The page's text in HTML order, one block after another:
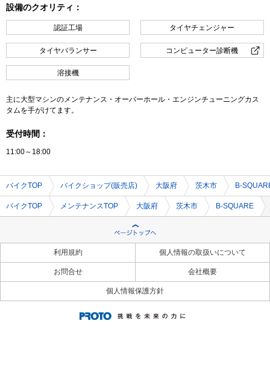
設備のクオリティ：
認証工場 タイヤチェンジャー
タイヤバランサー コンピューター診断機
溶接機
主に大型マシンのメンテナンス・オーバーホール・エンジンチューニングカス
タムを手がけてます。
受付時間：
11:00～18:00
バイクTOP バイクショップ(販売店) 大阪府 茨木市 B-
バイクTOP メンテナンスTOP 大阪府 茨木市 B-SQUARE
利用規約 個人情報の取扱いについて
お問合せ 会社概要
個人情報保護方針